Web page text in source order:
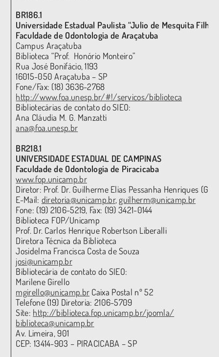
BR186.1
Universidade Estadual Paulista “Julio de Mesquita Filho”
Faculdade de Odontologia de Araçatuba
Campus Araçatuba
Biblioteca “Prof. Honório Monteiro”
Rua José Bonifácio, 1193
16015-050 Araçatuba – SP
Fone/Fax: (18) 3636-2768
http://www.foa.unesp.br/#!/servicos/biblioteca
Bibliotecárias de contato do SIEO:
Ana Cláudia M. G. Manzatti
ana@foa.unesp.br
BR218.1
UNIVERSIDADE ESTADUAL DE CAMPINAS
Faculdade de Odontologia de Piracicaba
www.fop.unicamp.br
Diretor: Prof. Dr. Guilherme Elias Pessanha Henriques
E-Mail: diretoria@unicamp.br, guilherm@unicamp.br
Fone: (19) 2106-5219, Fax: (19) 3421-0144
Biblioteca FOP/Unicamp
Prof. Dr. Carlos Henrique Robertson Liberalli
Diretora Técnica da Biblioteca
Josidelma Francisca Costa de Souza
josi@unicamp.br
Bibliotecária de contato do SIEO:
Marilene Girello
mgirello@unicamp.br Caixa Postal nº 52
Telefone (19) Diretoria: 2106-5709
Site: http://biblioteca.fop.unicamp.br/joomla/
biblioteca@unicamp.br
Av. Limeira, 901
CEP: 13414-903 – PIRACICABA – SP